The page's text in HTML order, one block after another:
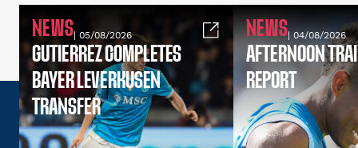
NEWS| 05/08/2026
GUTIERREZ COMPLETES
BAYER LEVERKUSEN
TRANSFER
NEWS| 04/08/2026
AFTERNOON
REPORT